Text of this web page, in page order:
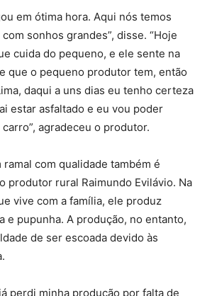
em ótima hora. Aqui nós temos
sonhos grandes”, disse. “Hoje
cuida do pequeno, e ele sente na
que o pequeno produtor tem, então
daqui a uns dias eu tenho certeza
estar asfaltado e eu vou poder
agradeceu o produtor.
com qualidade também é
produtor rural Raimundo Evilávio. Na
vive com a família, ele produz
e pupunha. A produção, no entanto,
de ser escoada devido às
perdi minha produção por falta de